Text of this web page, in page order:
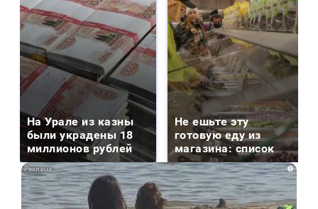
На Урале из казны
были украдены 18
миллионов рублей
Не ешьте эту
готовую еду из
магазина: список
i